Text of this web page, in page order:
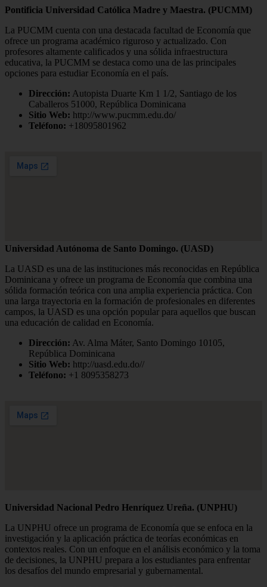
Pontificia Universidad Católica Madre y Maestra. (PUCMM)
La PUCMM cuenta con una destacada facultad de Economía que
ofrece un programa académico riguroso y actualizado. Con
profesores altamente calificados y una sólida infraestructura
educativa, la PUCMM se destaca como una de las principales
opciones para estudiar Economía en el país.
Dirección: Autopista Duarte Km 1 1/2, Santiago de los
Caballeros 51000, República Dominicana
Sitio Web: http://www.pucmm.edu.do/
Teléfono: +18095801962
Universidad Autónoma de Santo Domingo. (UASD)
La UASD es una de las instituciones más reconocidas en República
Dominicana y ofrece un programa de Economía que combina una
sólida formación teórica con una amplia experiencia práctica. Con
una larga trayectoria en la formación de profesionales en diferentes
campos, la UASD es una opción popular para aquellos que buscan
una educación de calidad en Economía.
Dirección: Av. Alma Máter, Santo Domingo 10105,
República Dominicana
Sitio Web: http://uasd.edu.do//
Teléfono: +1 8095358273
Universidad Nacional Pedro Henríquez Ureña. (UNPHU)
La UNPHU ofrece un programa de Economía que se enfoca en la
investigación y la aplicación práctica de teorías económicas en
contextos reales. Con un enfoque en el análisis económico y la toma
de decisiones, la UNPHU prepara a los estudiantes para enfrentar
los desafíos del mundo empresarial y gubernamental.